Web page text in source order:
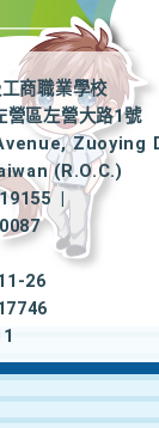
商職業學校
區左營大路1號
Zuoying
(R.O.C.)
|
26